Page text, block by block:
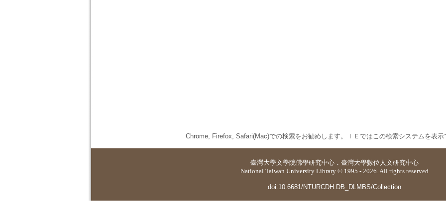
Chrome, Firefox, Safari(Mac)での検索をお勧めします。ＩＥではこの検索システムを表示
臺灣大學文學院佛學研究中心 ． 臺灣大學數位人文研究中心
National Taiwan University Library © 1995 - 2026. All rights reserved
doi:10.6681/NTURCDH.DB_DLMBS/Collection